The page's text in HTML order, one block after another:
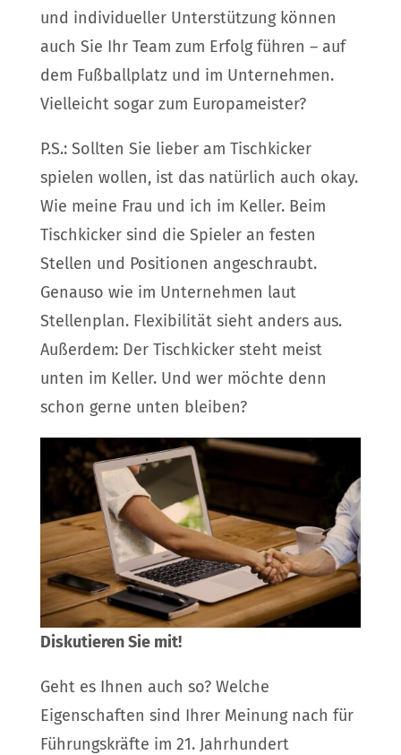
und individueller Unterstützung können
auch Sie Ihr Team zum Erfolg führen – auf
dem Fußballplatz und im Unternehmen.
Vielleicht sogar zum Europameister?
P.S.: Sollten Sie lieber am Tischkicker
spielen wollen, ist das natürlich auch okay.
Wie meine Frau und ich im Keller. Beim
Tischkicker sind die Spieler an festen
Stellen und Positionen angeschraubt.
Genauso wie im Unternehmen laut
Stellenplan. Flexibilität sieht anders aus.
Außerdem: Der Tischkicker steht meist
unten im Keller. Und wer möchte denn
schon gerne unten bleiben?
Diskutieren Sie mit!
Geht es Ihnen auch so? Welche
Eigenschaften sind Ihrer Meinung nach für
Führungskräfte im 21. Jahrhundert